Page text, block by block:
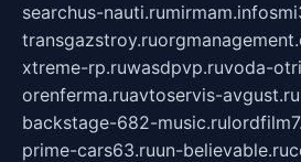
searchus-nauti.rumirmam.info
transgazstroy.ru
xtreme-rp.ruwasdpvp.ruvoda-
orenferma.ruavtoservis-avgust.ru
backstage-682-music.ru
prime-cars63.ruun-believable.ru